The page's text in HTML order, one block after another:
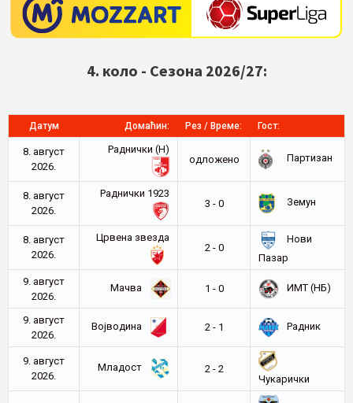
4. коло - Сезона 2026/27:
Датум Домаћин: Рез / Време: Гост:
8. август
2026.
Раднички (Н)
oдложено
Партизан
8. август
2026.
Раднички 1923
3 - 0
Земун
8. август
2026.
Црвена звезда
2 - 0
Нови
Пазар
9. август
2026.
Мачва 1 - 0 ИМТ (НБ)
9. август
2026.
Војводина 2 - 1 Радник
9. август
2026.
Младост
2 - 2
Чукарички